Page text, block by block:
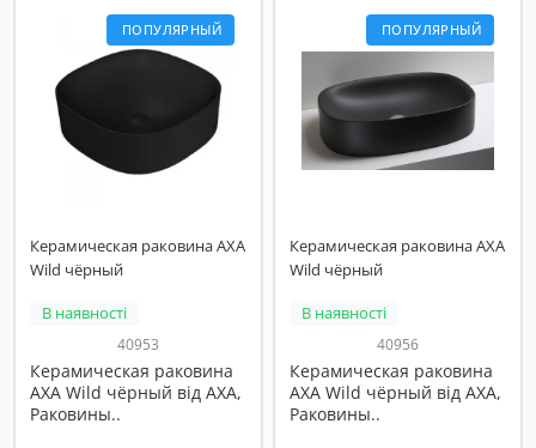
ПОПУЛЯРНЫЙ
Керамическая раковина AXA
Wild чёрный
В наявності
40953
Керамическая раковина
AXA Wild чёрный від AXA,
Раковины..
ПОПУЛЯРНЫЙ
Керамическая раковина AXA
Wild чёрный
В наявності
40956
Керамическая раковина
AXA Wild чёрный від AXA,
Раковины..